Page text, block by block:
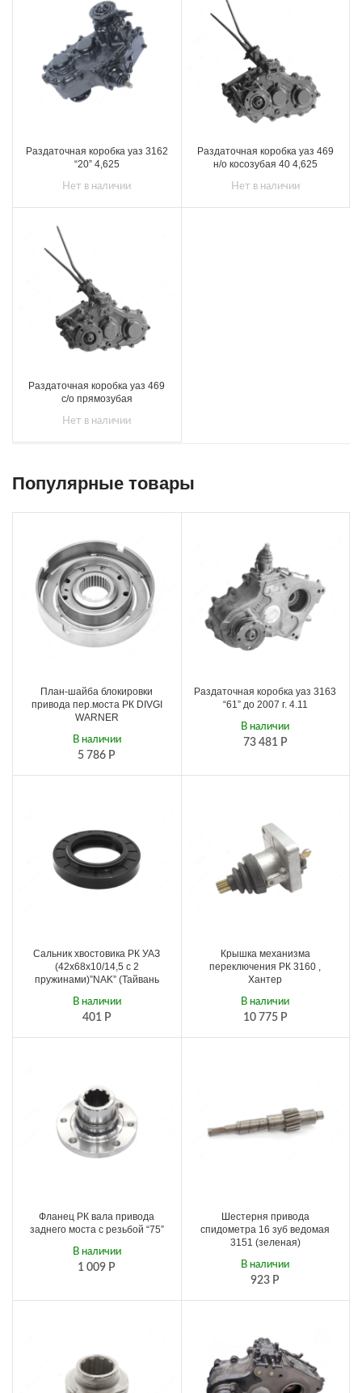
Раздаточная коробка уаз 3162
“20” 4,625
Нет в наличии
Раздаточная коробка уаз 469
н/о косозубая 40 4,625
Нет в наличии
Раздаточная коробка уаз 469
с/о прямозубая
Нет в наличии
Популярные товары
План-шайба блокировки
привода пер.моста РК DIVGI
WARNER
5 786 Р
В наличии
Раздаточная коробка уаз 3163
“61” до 2007 г. 4.11
73 481 Р
В наличии
Сальник хвостовика РК УАЗ
(42х68х10/14,5 с 2
пружинами)”NAK” (Тайвань
401 Р
В наличии
Крышка механизма
переключения РК 3160 ,
Хантер
10 775 Р
В наличии
Фланец РК вала привода
заднего моста с резьбой “75”
1 009 Р
В наличии
Шестерня привода
спидометра 16 зуб ведомая
3151 (зеленая)
923 Р
В наличии